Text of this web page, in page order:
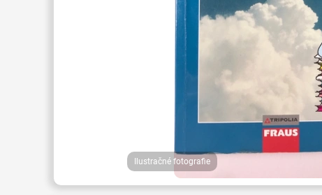
Ilustračné fotografie